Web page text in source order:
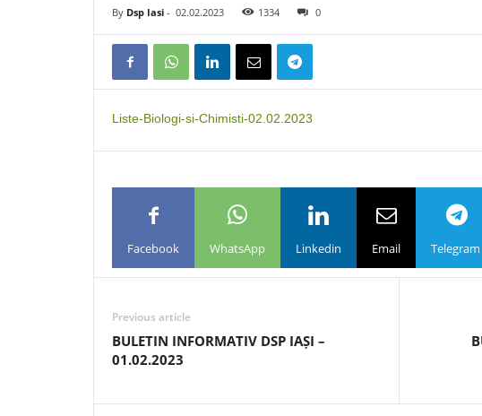
By Dsp Iasi - 02.02.2023 1334 0
Liste-Biologi-si-Chimisti-02.02.2023
Facebook WhatsApp Linkedin Email Telegram
Previous article
BULETIN INFORMATIV DSP IAȘI –
01.02.2023